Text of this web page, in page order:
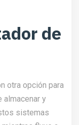
de
otra opción para
almacenar y
sistemas